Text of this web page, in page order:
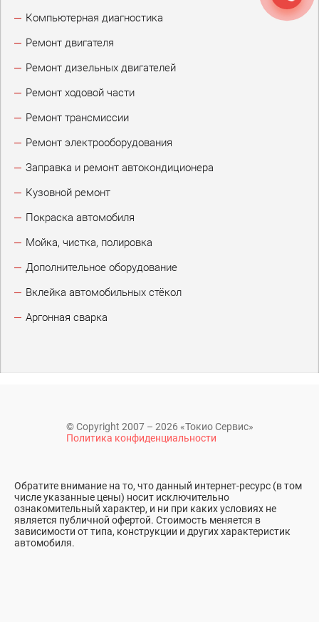
Компьютерная диагностика
Ремонт двигателя
Ремонт дизельных двигателей
Ремонт ходовой части
Ремонт трансмиссии
Ремонт электрооборудования
Заправка и ремонт автокондиционера
Кузовной ремонт
Покраска автомобиля
Мойка, чистка, полировка
Дополнительное оборудование
Вклейка автомобильных стёкол
Аргонная сварка
© Copyright 2007 – 2026 «Токио Сервис»
Политика конфиденциальности
Обратите внимание на то, что данный интернет-ресурс (в том
числе указанные цены) носит исключительно
ознакомительный характер, и ни при каких условиях не
является публичной офертой. Стоимость меняется в
зависимости от типа, конструкции и других характеристик
автомобиля.